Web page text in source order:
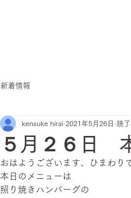
新着情報
５月２６日
kensuke hirai 2021年5月26日 読
おはようございます、ひまわり
本日のメニューは
照り焼きハンバーグの